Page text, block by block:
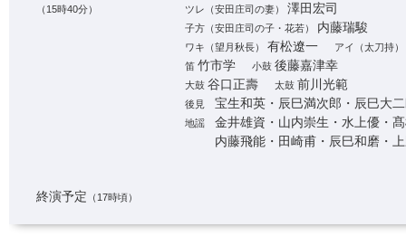
（15時40分） ツレ（安田庄司の妻） 澤田宏司
子方（安田庄司の子・花若） 内藤瑞駿
ワキ（望月秋長） 有松遼一
アイ（太刀持）
笛 竹市学 小鼓 後藤嘉津幸
大鼓 谷口正壽 太鼓 前川光範
後見 宝生和英・辰巳満次郎・辰巳大
地謡 金井雄資・山内崇生・水上優・
内藤飛能・田崎甫・辰巳和磨・
終演予定 （17時頃）